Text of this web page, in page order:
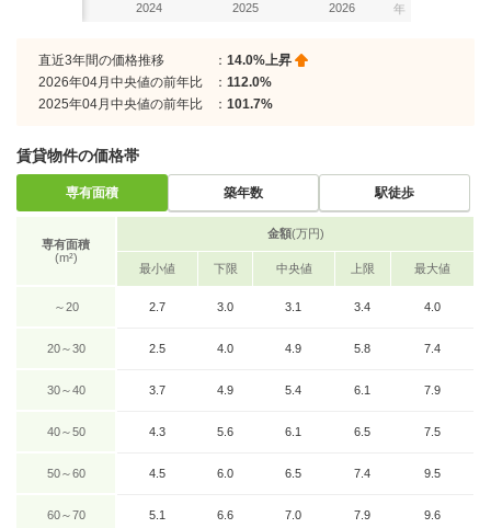
2024 2025 2026 年
直近3年間の価格推移 ： 14.0%上昇
2026年04月中央値の前年比
： 112.0%
2025年04月中央値の前年比
： 101.7%
賃貸物件の価格帯
専有面積 築年数 駅徒歩
専有面積
(m²)
金額(万円)
最小値 下限 中央値 上限 最大値
～20 2.7 3.0 3.1 3.4 4.0
20～30 2.5 4.0 4.9 5.8 7.4
30～40 3.7 4.9 5.4 6.1 7.9
40～50 4.3 5.6 6.1 6.5 7.5
50～60 4.5 6.0 6.5 7.4 9.5
60～70 5.1 6.6 7.0 7.9 9.6